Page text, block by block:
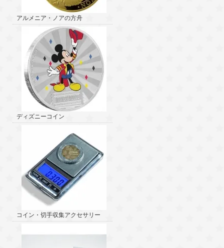
アルメニア・ノアの方舟
ディズニーコイン
コイン・切手収集アクセサリー